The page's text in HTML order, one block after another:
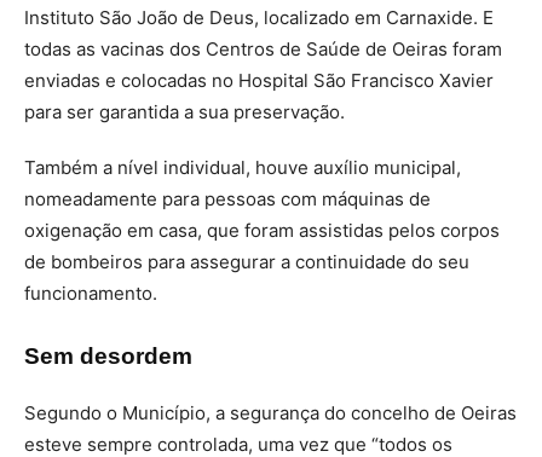
Instituto São João de Deus, localizado em Carnaxide. E
todas as vacinas dos Centros de Saúde de Oeiras foram
enviadas e colocadas no Hospital São Francisco Xavier
para ser garantida a sua preservação.
Também a nível individual, houve auxílio municipal,
nomeadamente para pessoas com máquinas de
oxigenação em casa, que foram assistidas pelos corpos
de bombeiros para assegurar a continuidade do seu
funcionamento.
Sem desordem
Segundo o Município, a segurança do concelho de Oeiras
esteve sempre controlada, uma vez que “todos os